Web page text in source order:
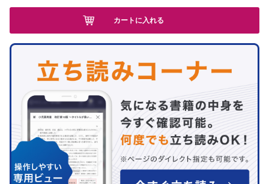
カートに入れる